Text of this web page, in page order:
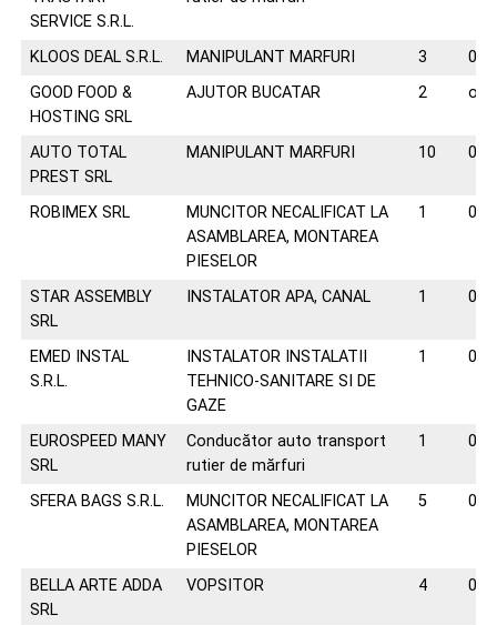
SERVICE S.R.L.
KLOOS DEAL S.R.L. MANIPULANT MARFURI 3
GOOD FOOD &
HOSTING SRL
AJUTOR BUCATAR 2
AUTO TOTAL
PREST SRL
MANIPULANT MARFURI 10
ROBIMEX SRL
MUNCITOR NECALIFICAT LA
ASAMBLAREA, MONTAREA
PIESELOR
1
STAR ASSEMBLY
SRL
INSTALATOR APA, CANAL 1
EMED INSTAL
S.R.L.
INSTALATOR INSTALATII
TEHNICO-SANITARE SI DE
GAZE
1
EUROSPEED MANY
SRL
Conducător auto transport
rutier de mărfuri
1
SFERA BAGS S.R.L.
MUNCITOR NECALIFICAT LA
ASAMBLAREA, MONTAREA
PIESELOR
5
BELLA ARTE ADDA
SRL
VOPSITOR 4